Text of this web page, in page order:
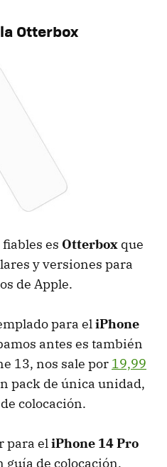
Otterbox
es Otterbox que
y versiones para
de Apple.
para eliPhone
antes es también
13, nos sale por 19,99
pack de única unidad,
colocación.
para eliPhone 14 Pro
guía de colocación,